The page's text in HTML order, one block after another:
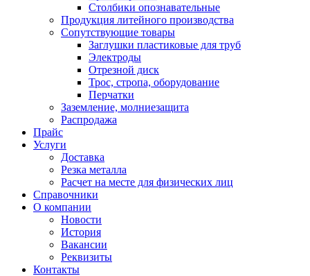
Столбики опознавательные
Продукция литейного производства
Сопутствующие товары
Заглушки пластиковые для труб
Электроды
Отрезной диск
Трос, стропа, оборудование
Перчатки
Заземление, молниезащита
Распродажа
Прайс
Услуги
Доставка
Резка металла
Расчет на месте для физических лиц
Справочники
О компании
Новости
История
Вакансии
Реквизиты
Контакты